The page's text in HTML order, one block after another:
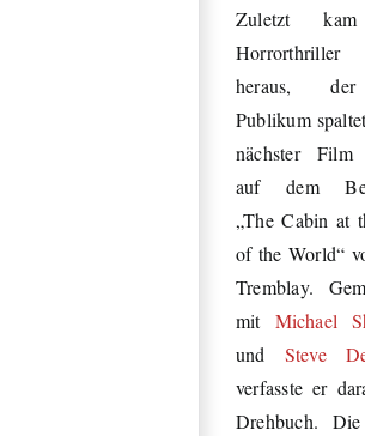
Zuletzt
heraus,
Publikum
nächster Film
auf dem
„The Cabin at
of the World“
Tremblay.
mit Michael
und Steve
verfasste er
Drehbuch.